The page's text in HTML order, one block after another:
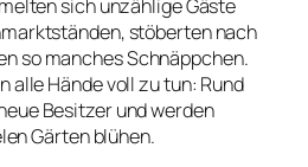
sich unzählige Gäste
stöberten nach
so manches Schnäppchen.
alle Hände voll zu tun: Rund
Besitzer und werden
Gärten blühen.